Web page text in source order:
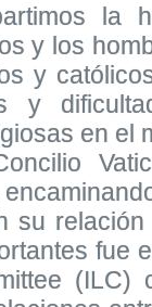
la
y los
y
y
en el
su
fue
(ILC)